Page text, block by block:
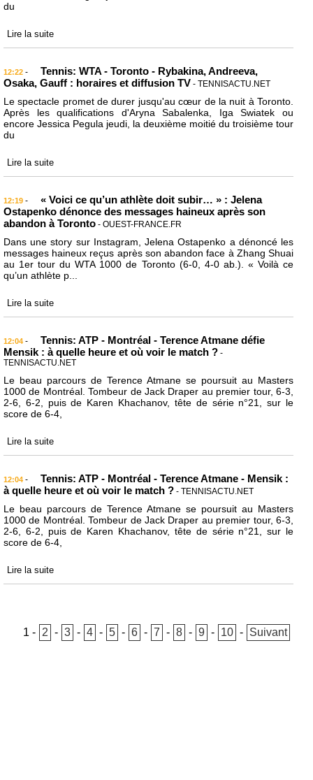
du
Lire la suite
12:22 -
Tennis: WTA - Toronto - Rybakina, Andreeva,
Osaka, Gauff : horaires et diffusion TV - TENNISACTU.NET
Le spectacle promet de durer jusqu'au cœur de la nuit à Toronto.
Après les qualifications d'Aryna Sabalenka, Iga Swiatek ou
encore Jessica Pegula jeudi, la deuxième moitié du troisième tour
du
Lire la suite
12:19 -
« Voici ce qu’un athlète doit subir… » : Jelena
Ostapenko dénonce des messages haineux après son
abandon à Toronto - OUEST-FRANCE.FR
Dans une story sur Instagram, Jelena Ostapenko a dénoncé les
messages haineux reçus après son abandon face à Zhang Shuai
au 1er tour du WTA 1000 de Toronto (6-0, 4-0 ab.). « Voilà ce
qu’un athlète p...
Lire la suite
12:04 -
Tennis: ATP - Montréal - Terence Atmane défie
Mensik : à quelle heure et où voir le match ? -
TENNISACTU.NET
Le beau parcours de Terence Atmane se poursuit au Masters
1000 de Montréal. Tombeur de Jack Draper au premier tour, 6-3,
2-6, 6-2, puis de Karen Khachanov, tête de série n°21, sur le
score de 6-4,
Lire la suite
12:04 -
Tennis: ATP - Montréal - Terence Atmane - Mensik :
à quelle heure et où voir le match ? - TENNISACTU.NET
Le beau parcours de Terence Atmane se poursuit au Masters
1000 de Montréal. Tombeur de Jack Draper au premier tour, 6-3,
2-6, 6-2, puis de Karen Khachanov, tête de série n°21, sur le
score de 6-4,
Lire la suite
1 - 2 - 3 - 4 - 5 - 6 - 7 - 8 - 9 - 10 - Suivant